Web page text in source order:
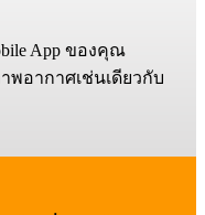
App ของคุณ
อากาศเช่นเดียวกับ